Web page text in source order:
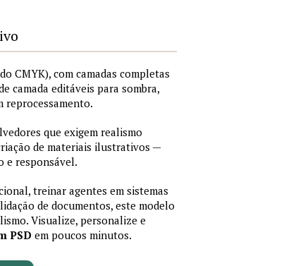
CMYK), com camadas completas
camada editáveis para sombra,
reprocessamento.
que exigem realismo
de materiais ilustrativos —
e responsável.
treinar agentes em sistemas
de documentos, este modelo
Visualize, personalize e
PSD em poucos minutos.